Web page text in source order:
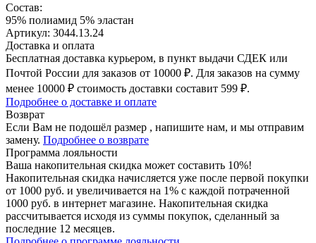
Состав:
95% полиамид 5% эластан
Артикул: 3044.13.24
Доставка и оплата
Бесплатная доставка курьером, в пункт выдачи СДЕК или
Почтой России для заказов от 10000 ₽. Для заказов на сумму
менее 10000 ₽ стоимость доставки составит 599 ₽.
Подробнее о доставке и оплате
Возврат
Если Вам не подошёл размер , напишите нам, и мы отправим
замену. Подробнее о возврате
Программа лояльности
Ваша накопительная скидка может составить 10%!
Накопительная скидка начисляется уже после первой покупки
от 1000 руб. и увеличивается на 1% с каждой потраченной
1000 руб. в интернет магазине. Накопительная скидка
рассчитывается исходя из суммы покупок, сделанный за
последние 12 месяцев.